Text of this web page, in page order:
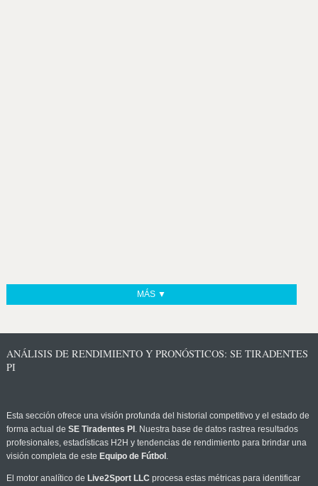
MÁS ▼
ANÁLISIS DE RENDIMIENTO Y PRONÓSTICOS: SE TIRADENTES
PI
Esta sección ofrece una visión profunda del historial competitivo y el estado de
forma actual de SE Tiradentes PI . Nuestra base de datos rastrea resultados
profesionales, estadísticas H2H y tendencias de rendimiento para brindar una
visión completa de este Equipo de Fútbol .
El motor analítico de Live2Sport LLC procesa estas métricas para identificar